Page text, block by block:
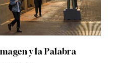
y la Palabra